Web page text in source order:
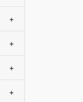
+
+
+
+